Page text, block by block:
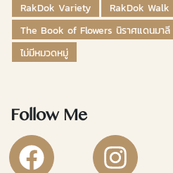
RakDok Variety
RakDok Walk
The Book of Flowers นิราศแดนมาลี
ไม่มีหมวดหมู่
Follow Me
RakDok Channel Facebook
RakDok